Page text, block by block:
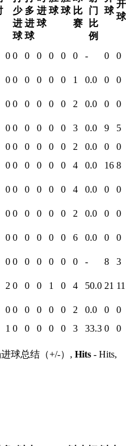
少
进
球
多
进
球
进
球
球 球 比
赛
门
比
例
球
开
球
0 0 0 0 0 0 0 - 0 0
0 0 0 0 0 0 1 0.0 0 0
0 0 0 0 0 0 2 0.0 0 0
0 0 0 0 0 0 3 0.0 9
5
0 0 0 0 0 0 2 0.0 0
0
0 0 0 0 0 0 4 0.0 16 8
0 0 0 0 0 0 4 0.0 0 0
0 0 0 0 0 0 2 0.0 0 0
0 0 0 0 0 0 6 0.0 0 0
0 0 0 0 0 0 0 - 8 3
2 0 0 0 1 0 4 50.0 21 11
0 0 0 0 0 0 2 0.0 0
0
1 0 0 0 0 0 3 33.3 0
0
球总结（+/-）, Hits - Hits,